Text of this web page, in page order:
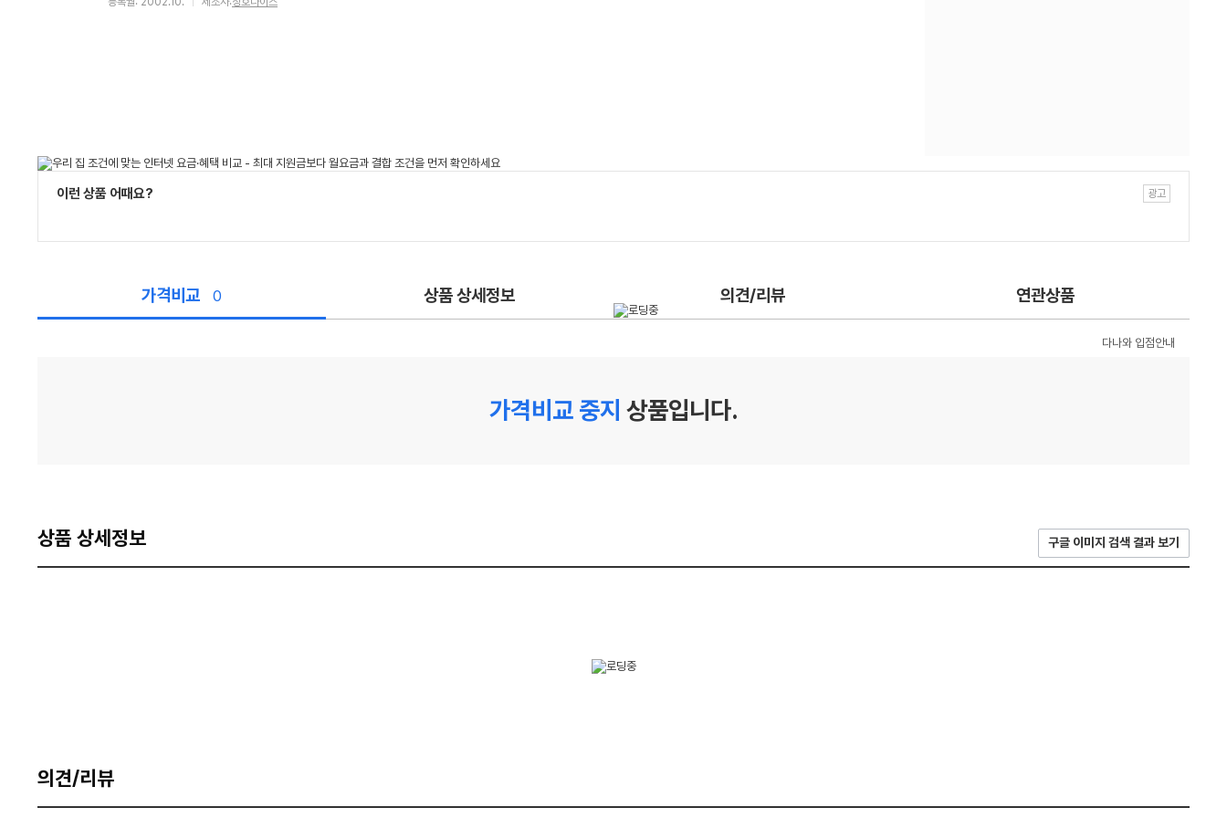
이런 상품 어때요?
가격비교 0 상품 상세정보 의견/리뷰 연관상품
다나와 입점안내
가격비교 중지 상품입니다.
상품 상세정보 구글 이미지 검색 결과 보기
의견/리뷰